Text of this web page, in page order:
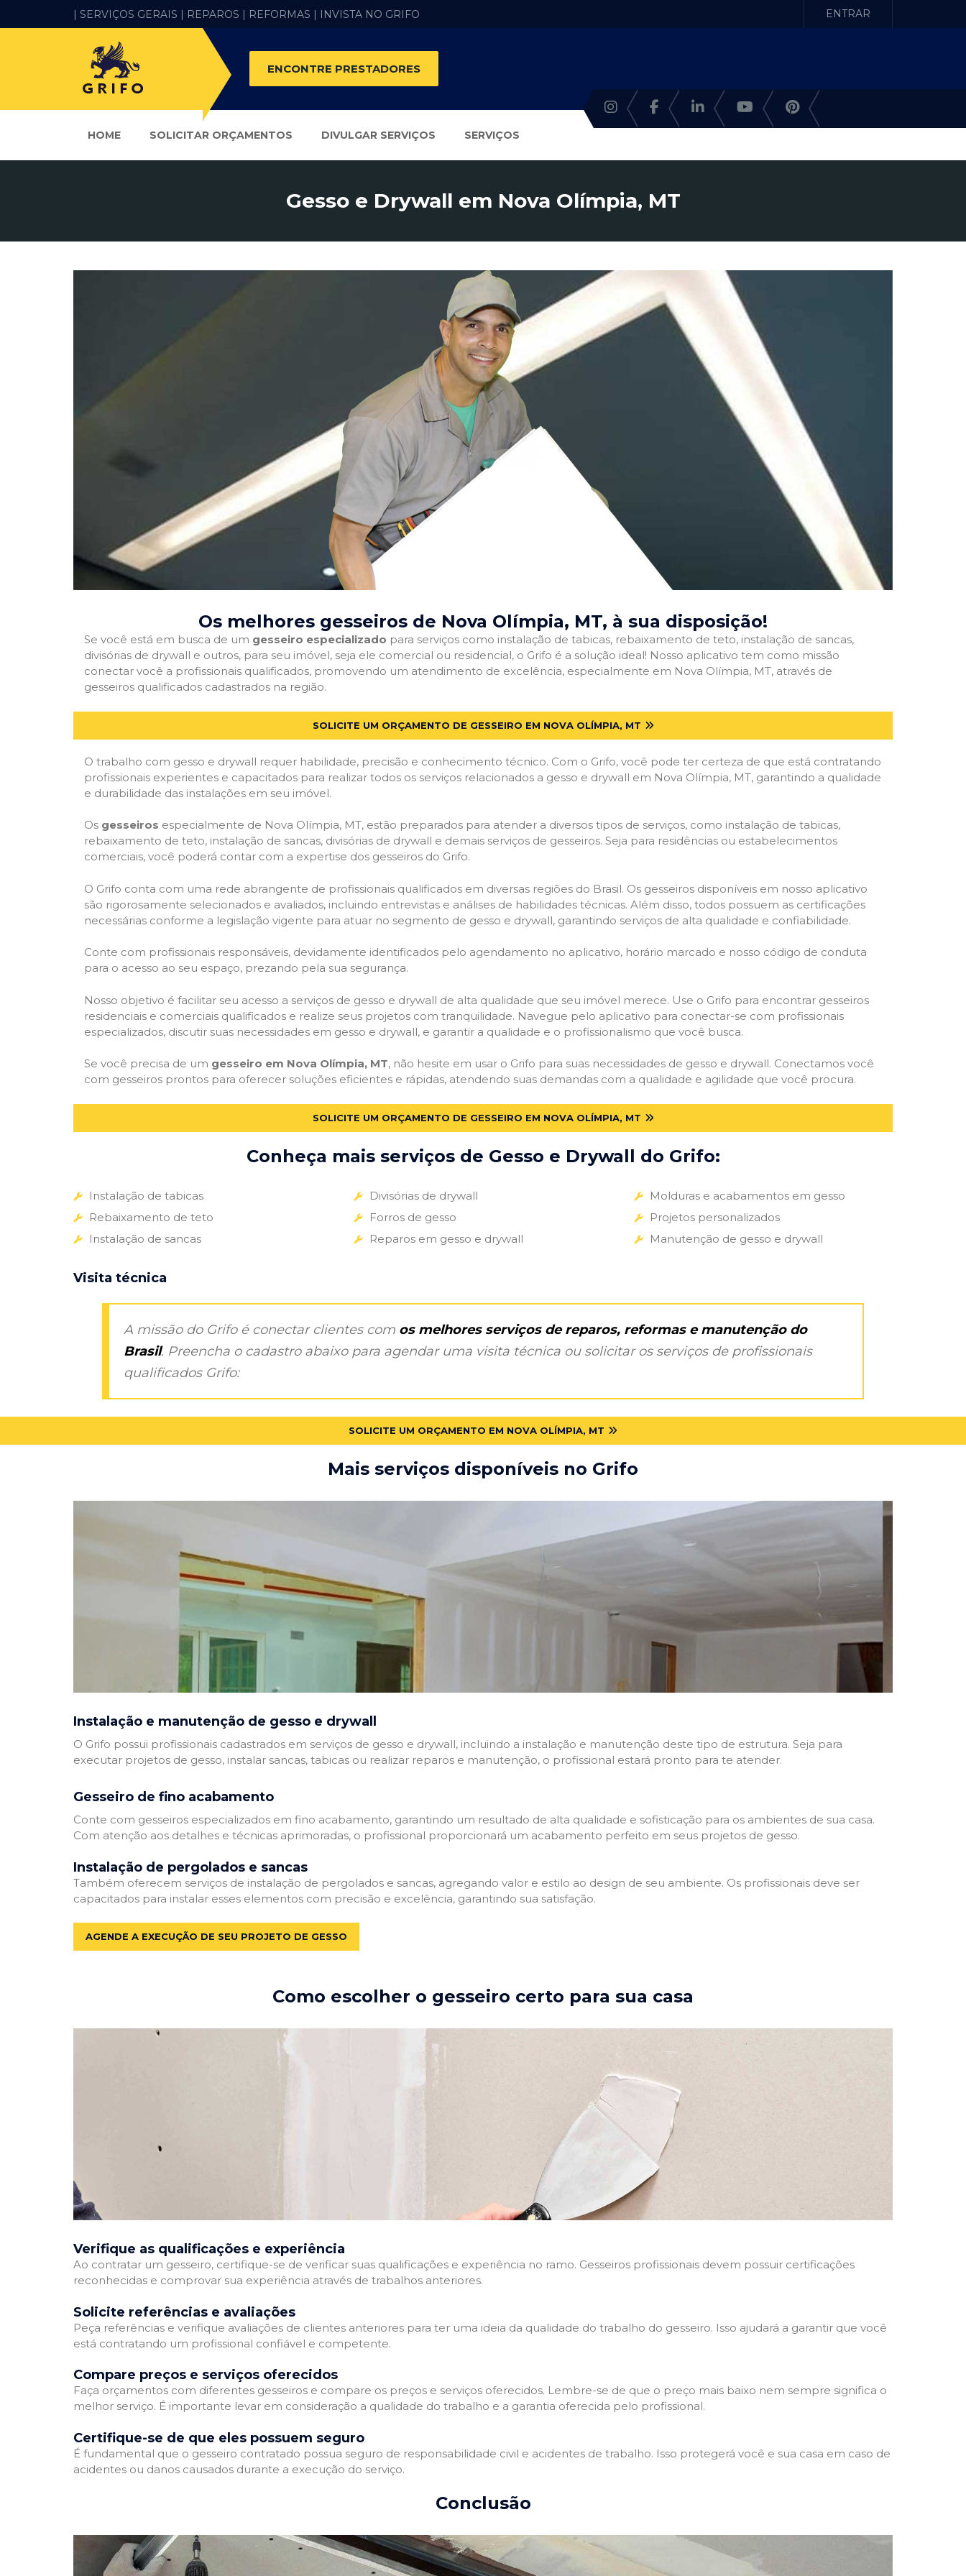
| SERVIÇOS GERAIS | REPAROS | REFORMAS | INVISTA NO GRIFO ENTRAR
ENCONTRE PRESTADORES
HOME SOLICITAR ORÇAMENTOS DIVULGAR SERVIÇOS SERVIÇOS
Gesso e Drywall em Nova Olímpia, MT
Os melhores gesseiros de Nova Olímpia, MT, à sua disposição!
Se você está em busca de um gesseiro especializado para serviços como instalação de tabicas, rebaixamento de teto, instalação de sancas,
divisórias de drywall e outros, para seu imóvel, seja ele comercial ou residencial, o Grifo é a solução ideal! Nosso aplicativo tem como missão
conectar você a profissionais qualificados, promovendo um atendimento de excelência, especialmente em Nova Olímpia, MT, através de
gesseiros qualificados cadastrados na região.
SOLICITE UM ORÇAMENTO DE GESSEIRO EM NOVA OLÍMPIA, MT
O trabalho com gesso e drywall requer habilidade, precisão e conhecimento técnico. Com o Grifo, você pode ter certeza de que está contratando
profissionais experientes e capacitados para realizar todos os serviços relacionados a gesso e drywall em Nova Olímpia, MT, garantindo a qualidade
e durabilidade das instalações em seu imóvel.
Os gesseiros especialmente de Nova Olímpia, MT, estão preparados para atender a diversos tipos de serviços, como instalação de tabicas,
rebaixamento de teto, instalação de sancas, divisórias de drywall e demais serviços de gesseiros. Seja para residências ou estabelecimentos
comerciais, você poderá contar com a expertise dos gesseiros do Grifo.
O Grifo conta com uma rede abrangente de profissionais qualificados em diversas regiões do Brasil. Os gesseiros disponíveis em nosso aplicativo
são rigorosamente selecionados e avaliados, incluindo entrevistas e análises de habilidades técnicas. Além disso, todos possuem as certificações
necessárias conforme a legislação vigente para atuar no segmento de gesso e drywall, garantindo serviços de alta qualidade e confiabilidade.
Conte com profissionais responsáveis, devidamente identificados pelo agendamento no aplicativo, horário marcado e nosso código de conduta
para o acesso ao seu espaço, prezando pela sua segurança.
Nosso objetivo é facilitar seu acesso a serviços de gesso e drywall de alta qualidade que seu imóvel merece. Use o Grifo para encontrar gesseiros
residenciais e comerciais qualificados e realize seus projetos com tranquilidade. Navegue pelo aplicativo para conectar-se com profissionais
especializados, discutir suas necessidades em gesso e drywall, e garantir a qualidade e o profissionalismo que você busca.
Se você precisa de um gesseiro em Nova Olímpia, MT, não hesite em usar o Grifo para suas necessidades de gesso e drywall. Conectamos você
com gesseiros prontos para oferecer soluções eficientes e rápidas, atendendo suas demandas com a qualidade e agilidade que você procura.
SOLICITE UM ORÇAMENTO DE GESSEIRO EM NOVA OLÍMPIA, MT
Conheça mais serviços de Gesso e Drywall do Grifo:
Instalação de tabicas
Rebaixamento de teto
Instalação de sancas
Divisórias de drywall
Forros de gesso
Reparos em gesso e drywall
Molduras e acabamentos em gesso
Projetos personalizados
Manutenção de gesso e drywall
Visita técnica
A missão do Grifo é conectar clientes com os melhores serviços de reparos, reformas e manutenção do
Brasil. Preencha o cadastro abaixo para agendar uma visita técnica ou solicitar os serviços de profissionais
qualificados Grifo:
SOLICITE UM ORÇAMENTO EM NOVA OLÍMPIA, MT
Mais serviços disponíveis no Grifo
Instalação e manutenção de gesso e drywall
O Grifo possui profissionais cadastrados em serviços de gesso e drywall, incluindo a instalação e manutenção deste tipo de estrutura. Seja para
executar projetos de gesso, instalar sancas, tabicas ou realizar reparos e manutenção, o profissional estará pronto para te atender.
Gesseiro de fino acabamento
Conte com gesseiros especializados em fino acabamento, garantindo um resultado de alta qualidade e sofisticação para os ambientes de sua casa.
Com atenção aos detalhes e técnicas aprimoradas, o profissional proporcionará um acabamento perfeito em seus projetos de gesso.
Instalação de pergolados e sancas
Também oferecem serviços de instalação de pergolados e sancas, agregando valor e estilo ao design de seu ambiente. Os profissionais deve ser
capacitados para instalar esses elementos com precisão e excelência, garantindo sua satisfação.
AGENDE A EXECUÇÃO DE SEU PROJETO DE GESSO
Como escolher o gesseiro certo para sua casa
Verifique as qualificações e experiência
Ao contratar um gesseiro, certifique-se de verificar suas qualificações e experiência no ramo. Gesseiros profissionais devem possuir certificações
reconhecidas e comprovar sua experiência através de trabalhos anteriores.
Solicite referências e avaliações
Peça referências e verifique avaliações de clientes anteriores para ter uma ideia da qualidade do trabalho do gesseiro. Isso ajudará a garantir que você
está contratando um profissional confiável e competente.
Compare preços e serviços oferecidos
Faça orçamentos com diferentes gesseiros e compare os preços e serviços oferecidos. Lembre-se de que o preço mais baixo nem sempre significa o
melhor serviço. É importante levar em consideração a qualidade do trabalho e a garantia oferecida pelo profissional.
Certifique-se de que eles possuem seguro
É fundamental que o gesseiro contratado possua seguro de responsabilidade civil e acidentes de trabalho. Isso protegerá você e sua casa em caso de
acidentes ou danos causados durante a execução do serviço.
Conclusão